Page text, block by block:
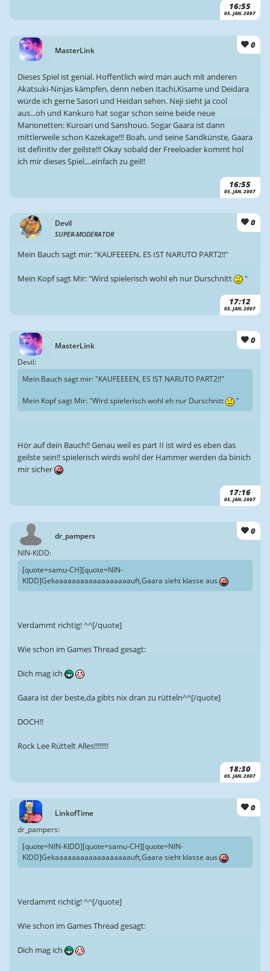
16:55
05. JAN. 2007
MasterLink
0
16:55
05. JAN. 2007
Dieses Spiel ist genial. Hoffentlich wird man auch mit anderen
Akatsuki-Ninjas kämpfen, denn neben Itachi,Kisame und Deidara
würde ich gerne Sasori und Heidan sehen. Neji sieht ja cool
aus...oh und Kankuro hat sogar schon seine beide neue
Marionetten: Kuroari und Sanshouo. Sogar Gaara ist dann
mittlerweile schon Kazekage!!! Boah, und seine Sandkünste, Gaara
ist definitiv der geilste!!! Okay sobald der Freeloader kommt hol
ich mir dieses Spiel....einfach zu geil!!
Devil
SUPER-MODERATOR
0
17:12
05. JAN. 2007
Mein Bauch sagt mir: "KAUFEEEEN, ES IST NARUTO PART2!!"
Mein Kopf sagt Mir: "Wird spielerisch wohl eh nur Durschnitt "
MasterLink
0
17:16
05. JAN. 2007
Devil:
Mein Bauch sagt mir: "KAUFEEEEN, ES IST NARUTO PART2!!"
Mein Kopf sagt Mir: "Wird spielerisch wohl eh nur Durschnitt "
Hör auf dein Bauch!! Genau weil es part II ist wird es eben das
geilste sein!! spielerisch wirds wohl der Hammer werden da binich
mir sicher
dr_pampers 0
18:30
05. JAN. 2007
NIN-KIDD:
[quote=samu-CH][quote=NIN-
KIDD]Gekaaaaaaaaaaaaaaaaaauft,Gaara sieht klasse aus
Verdammt richtig! ^^[/quote]
Wie schon im Games Thread gesagt:
Dich mag ich
Gaara ist der beste,da gibts nix dran zu rütteln^^[/quote]
DOCH!!
Rock Lee Rüttelt Alles!!!!!!!!
LinkofTime
0
dr_pampers:
[quote=NIN-KIDD][quote=samu-CH][quote=NIN-
KIDD]Gekaaaaaaaaaaaaaaaaaauft,Gaara sieht klasse aus
Verdammt richtig! ^^[/quote]
Wie schon im Games Thread gesagt:
Dich mag ich